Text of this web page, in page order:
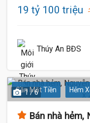
19 tỷ 100 triệu
Thúy An BĐS
Gần Mặt Tiền Hẻm
1 / 6
Bán nhà hẻm,